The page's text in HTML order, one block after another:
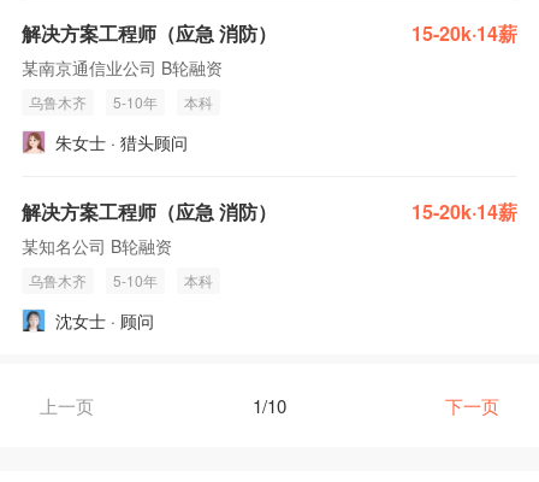
解决方案工程师（应急 消防） 15-20k·14薪
某南京通信业公司 B轮融资
乌鲁木齐 5-10年 本科
朱女士 · 猎头顾问
解决方案工程师（应急 消防） 15-20k·14薪
某知名公司 B轮融资
乌鲁木齐 5-10年 本科
沈女士 · 顾问
上一页 1/10 下一页